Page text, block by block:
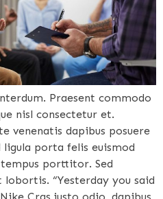
Praesent commodo
nisl consectetur et.
venenatis dapibus posuere
porta felis euismod
porttitor. Sed
“Yesterday you said